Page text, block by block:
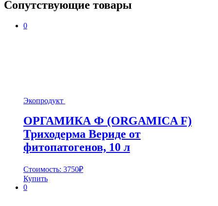
Сопутствующие товары
0
Экопродукт
ОРГАМИКА Ф (ORGAMICA F)
Триходерма Вериде от
фитопатогенов, 10 л
Стоимость: 3750₽
Купить
0